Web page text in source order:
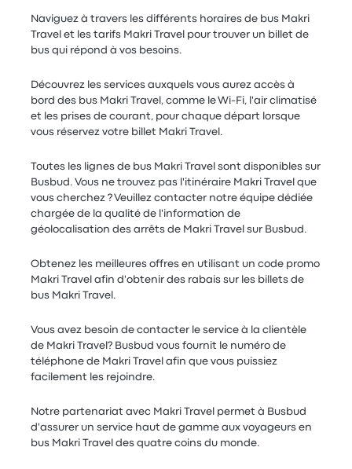
Naviguez à travers les différents horaires de bus Makri
Travel et les tarifs Makri Travel pour trouver un billet de
bus qui répond à vos besoins.
Découvrez les services auxquels vous aurez accès à
bord des bus Makri Travel, comme le Wi-Fi, l'air climatisé
et les prises de courant, pour chaque départ lorsque
vous réservez votre billet Makri Travel.
Toutes les lignes de bus Makri Travel sont disponibles sur
Busbud. Vous ne trouvez pas l'itinéraire Makri Travel que
vous cherchez ? Veuillez contacter notre équipe dédiée
chargée de la qualité de l'information de
géolocalisation des arrêts de Makri Travel sur Busbud.
Obtenez les meilleures offres en utilisant un code promo
Makri Travel afin d'obtenir des rabais sur les billets de
bus Makri Travel.
Vous avez besoin de contacter le service à la clientèle
de Makri Travel? Busbud vous fournit le numéro de
téléphone de Makri Travel afin que vous puissiez
facilement les rejoindre.
Notre partenariat avec Makri Travel permet à Busbud
d'assurer un service haut de gamme aux voyageurs en
bus Makri Travel des quatre coins du monde.